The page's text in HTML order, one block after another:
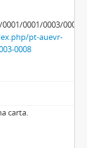
0001/0003/0008
pt-auevr-
0008
carta.